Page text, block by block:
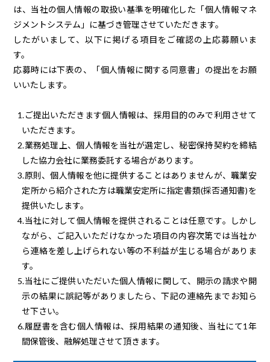
は、当社の個人情報の取扱い基準を明確化した「個人情報マネ
ジメントシステム」に基づき管理させていただきます。
したがいまして、以下に掲げる項目をご確認の上応募願いま
す。
応募時には下表の、「個人情報に関する同意書」の提出をお願
いいたします。
1.ご提出いただきます個人情報は、採用目的のみで利用させて
いただきます。
2.業務処理上、個人情報を当社が選定し、秘密保持契約を締結
した協力会社に業務委託する場合があります。
3.原則、個人情報を他に提供することはありませんが、職業安
定所から紹介された方は職業安定所に指定書類(採否通知書)を
提供いたします。
4.当社に対して個人情報を提供されることは任意です。しかし
ながら、ご記入いただけなかった項目の内容次第では当社か
ら連絡を差し上げられない等の不利益が生じる場合がありま
す。
5.当社にご提供いただいた個人情報に関して、開示の請求や開
示の結果に誤記等がありましたら、下記の連絡先までお知ら
せ下さい。
6.履歴書を含む個人情報は、採用結果の通知後、当社にて1年
間保管後、融解処理させて頂きます。